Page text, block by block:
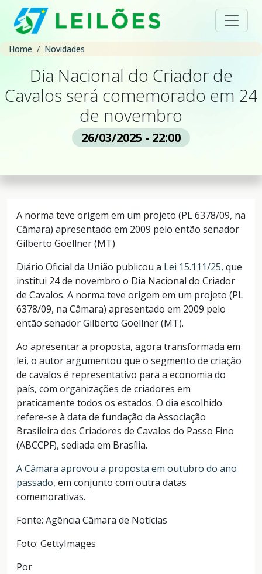
Home Novidades
Dia Nacional do Criador de
Cavalos será comemorado em 24
de novembro
26/03/2025 - 22:00
A norma teve origem em um projeto (PL 6378/09, na
Câmara) apresentado em 2009 pelo então senador
Gilberto Goellner (MT)
Diário Oficial da União publicou a Lei 15.111/25, que
institui 24 de novembro o Dia Nacional do Criador
de Cavalos. A norma teve origem em um projeto (PL
6378/09, na Câmara) apresentado em 2009 pelo
então senador Gilberto Goellner (MT).
Ao apresentar a proposta, agora transformada em
lei, o autor argumentou que o segmento de criação
de cavalos é representativo para a economia do
país, com organizações de criadores em
praticamente todos os estados. O dia escolhido
refere-se à data de fundação da Associação
Brasileira dos Criadores de Cavalos do Passo Fino
(ABCCPF), sediada em Brasília.
A Câmara aprovou a proposta em outubro do ano
passado, em conjunto com outra datas
comemorativas.
Fonte: Agência Câmara de Notícias
Foto: GettyImages
Por